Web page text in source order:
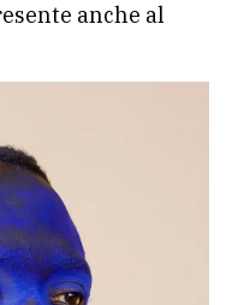
anche al